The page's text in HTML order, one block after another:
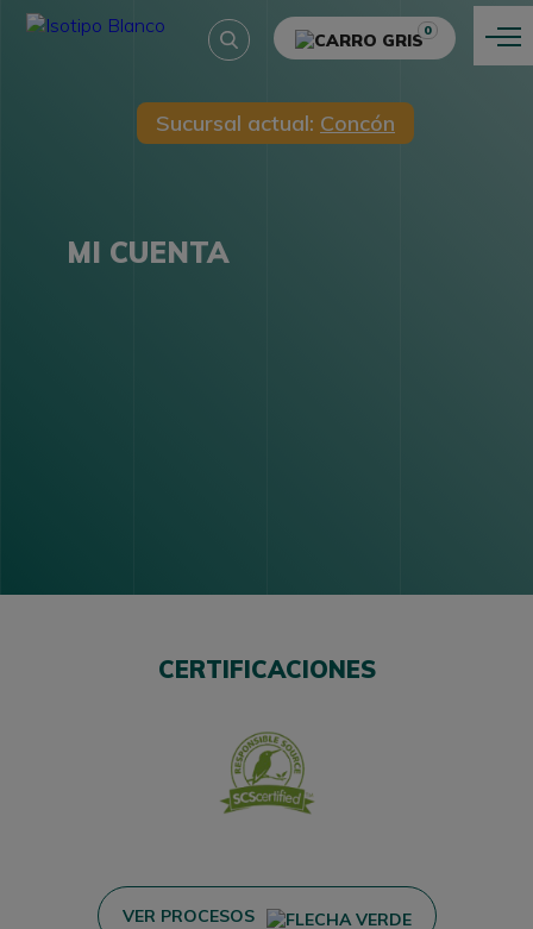
0
Sucursal actual: Concón
MI CUENTA
CERTIFICACIONES
VER PROCESOS